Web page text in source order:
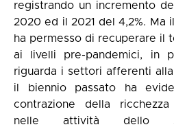
registrando un incremento
2020 ed il 2021 del 4,2%. Ma
ha permesso di recuperare il
ai livelli pre-pandemici, in
riguarda i settori afferenti
il biennio passato ha
contrazione della
nelle attività dello